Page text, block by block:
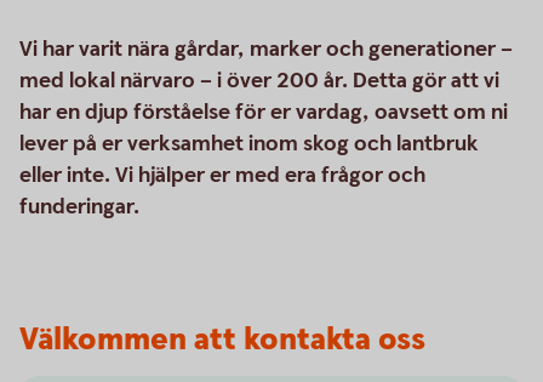
Vi har varit nära gårdar, marker och generationer –
med lokal närvaro – i över 200 år. Detta gör att vi
har en djup förståelse för er vardag, oavsett om ni
lever på er verksamhet inom skog och lantbruk
eller inte. Vi hjälper er med era frågor och
funderingar.
Välkommen att kontakta oss